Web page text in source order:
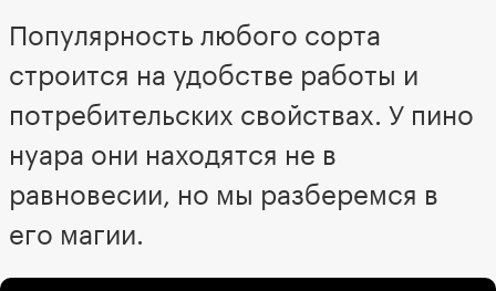
Популярность любого сорта
строится на удобстве работы и
потребительских свойствах. У пино
нуара они находятся не в
равновесии, но мы разберемся в
его магии.